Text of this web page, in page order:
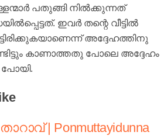
പതുങ്ങി നിൽക്കുന്നത്
ഇവർ തന്റെ വീട്ടിൽ
അദ്ദേഹത്തിനു
കാണാത്തതു പോലെ അദ്ദേഹം
പോയി.
| Ponmuttayidunna